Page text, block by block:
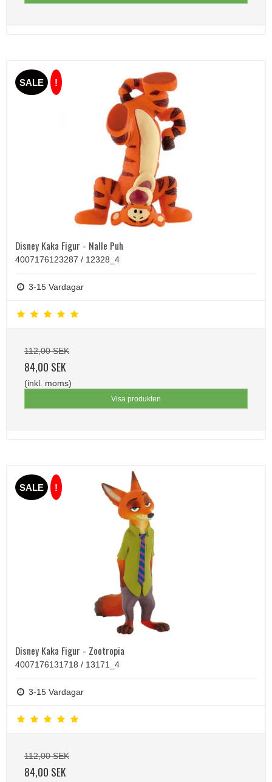
SALE !
Disney Kaka Figur - Nalle Puh
4007176123287 / 12328_4
3-15 Vardagar
112,00 SEK
84,00 SEK
(inkl. moms)
Visa produkten
SALE !
Disney Kaka Figur - Zootropia
4007176131718 / 13171_4
3-15 Vardagar
112,00 SEK
84,00 SEK